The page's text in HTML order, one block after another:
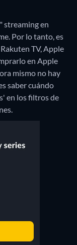
streaming en
Por lo tanto, es
TV, Apple
en Apple
mismo no hay
saber cuándo
en los filtros de